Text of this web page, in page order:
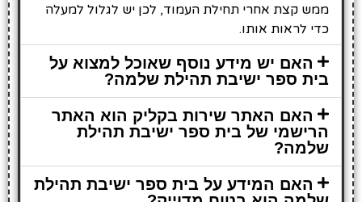
ממש קצת אחרי תחילת העמוד, לכן יש לגלול למעלה
כדי לראות אותו.
האם יש מידע נוסף שאוכל למצוא על
בית ספר ישיבת תהילת שלמה?
האם האתר שירות בקליק הוא האתר
הרישמי של בית ספר ישיבת תהילת
שלמה?
האם המידע על בית ספר ישיבת תהילת